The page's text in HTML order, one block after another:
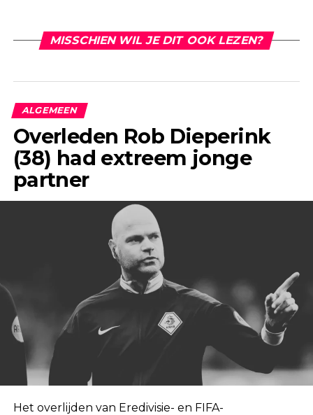
MISSCHIEN WIL JE DIT OOK LEZEN?
ALGEMEEN
Overleden Rob Dieperink
(38) had extreem jonge
partner
Het overlijden van Eredivisie- en FIFA-